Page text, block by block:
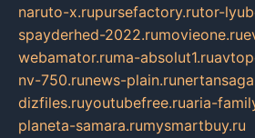
naruto-x.rupursefactory.rutor-
spayderhed-2022.rumovieone.ru
webamator.ruma-absolut1.ru
nv-750.runews-plain.ru
dizfiles.ruyoutubefree.ruaria-
planeta-samara.rumysmartbuy.ru